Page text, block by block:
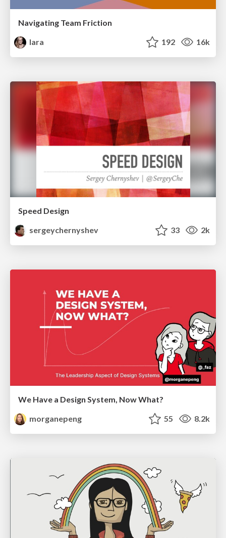
Navigating Team Friction
lara
192 16k
Speed Design
sergeychernyshev
33 2k
We Have a Design System, Now What?
morganepeng
55 8.2k